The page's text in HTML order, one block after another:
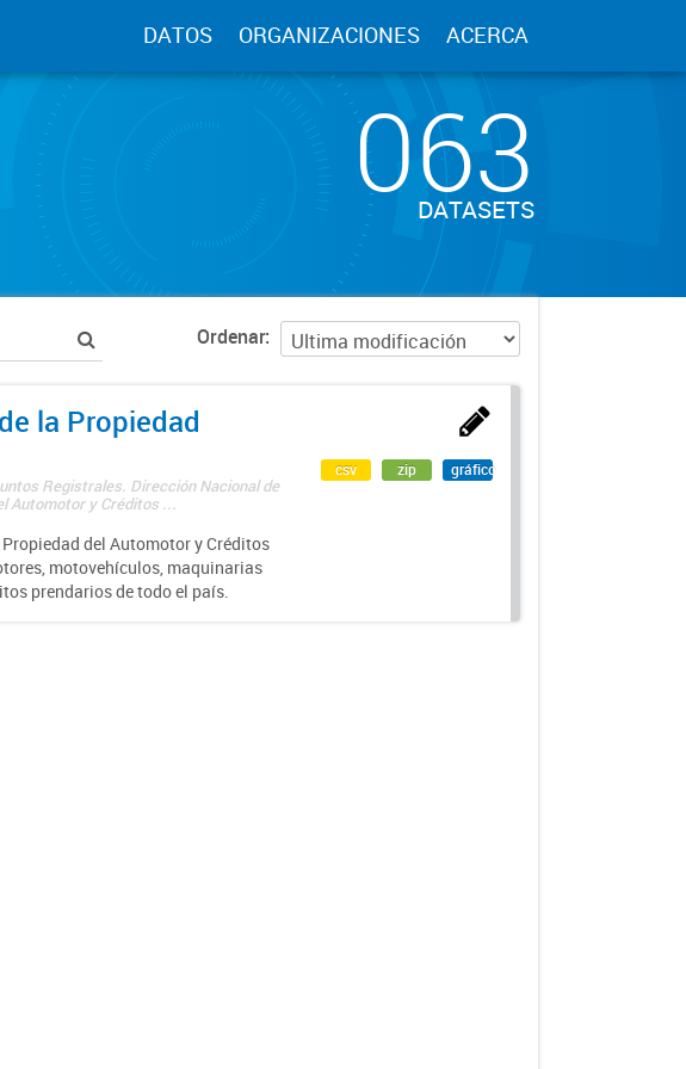
DATOS ORGANIZACIONES ACERCA
063
DATASETS
Ordenar
la Propiedad
Registrales. Dirección Nacional de
Automotor y Créditos ...
del Automotor y Créditos
motovehículos, maquinarias
prendarios de todo el país.
csv zip gráfico